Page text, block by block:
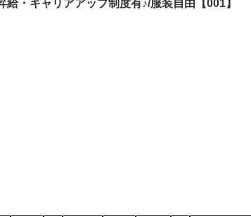
・キャリアアップ制度有♪/服装自由【001】